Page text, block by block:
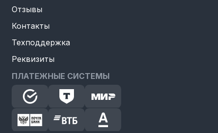
Отзывы
Контакты
Техподдержка
Реквизиты
ПЛАТЕЖНЫЕ СИСТЕМЫ